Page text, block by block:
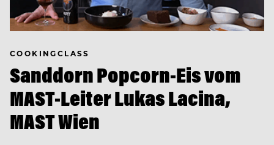
COOKINGCLASS
Sanddorn Popcorn-Eis vom
MAST-Leiter Lukas Lacina,
MAST Wien